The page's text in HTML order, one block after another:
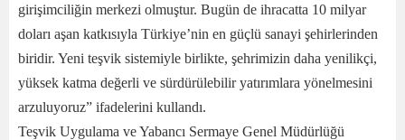
girişimciliğin merkezi olmuştur. Bugün de ihracatta 10 milyar
doları aşan katkısıyla Türkiye’nin en güçlü sanayi şehirlerinden
biridir. Yeni teşvik sistemiyle birlikte, şehrimizin daha yenilikçi,
yüksek katma değerli ve sürdürülebilir yatırımlara yönelmesini
arzuluyoruz” ifadelerini kullandı.
Teşvik Uygulama ve Yabancı Sermaye Genel Müdürlüğü